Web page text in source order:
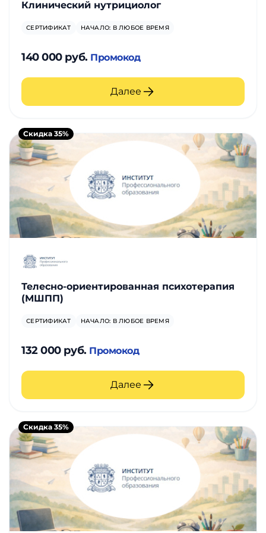
Клинический нутрициолог
СЕРТИФИКАТ НАЧАЛО: В ЛЮБОЕ ВРЕМЯ
140 000 руб. Промокод
Далее
Телесно-ориентированная психотерапия
(МШПП)
СЕРТИФИКАТ НАЧАЛО: В ЛЮБОЕ ВРЕМЯ
132 000 руб. Промокод
Далее
Скидка 35%
Скидка 35%